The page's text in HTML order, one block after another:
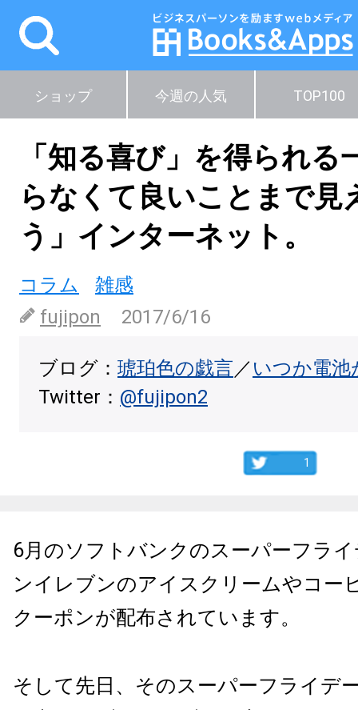
ショップ 今週の人気 TOP100
「知る喜び」を得られる
らなくて良いことまで見
う」インターネット。
コラム
雑感
fujipon
2017/6/16
ブログ： 琥珀色の戯言／いつか電
Twitter： @fujipon2
1
6月のソフトバンクのスーパーフラ
ンイレブンのアイスクリームやコー
クーポンが配布されています。
そして先日、そのスーパーフライデ